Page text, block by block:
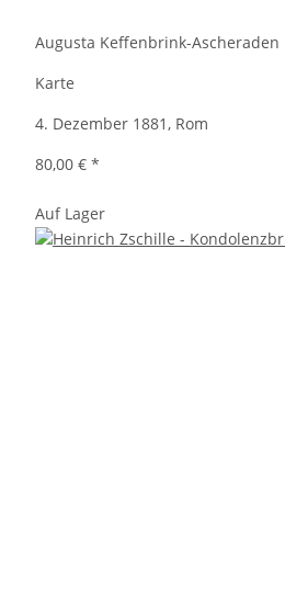
Augusta Keffenbrink-Ascheraden
Karte
4. Dezember 1881, Rom
80,00 € *
Auf Lager